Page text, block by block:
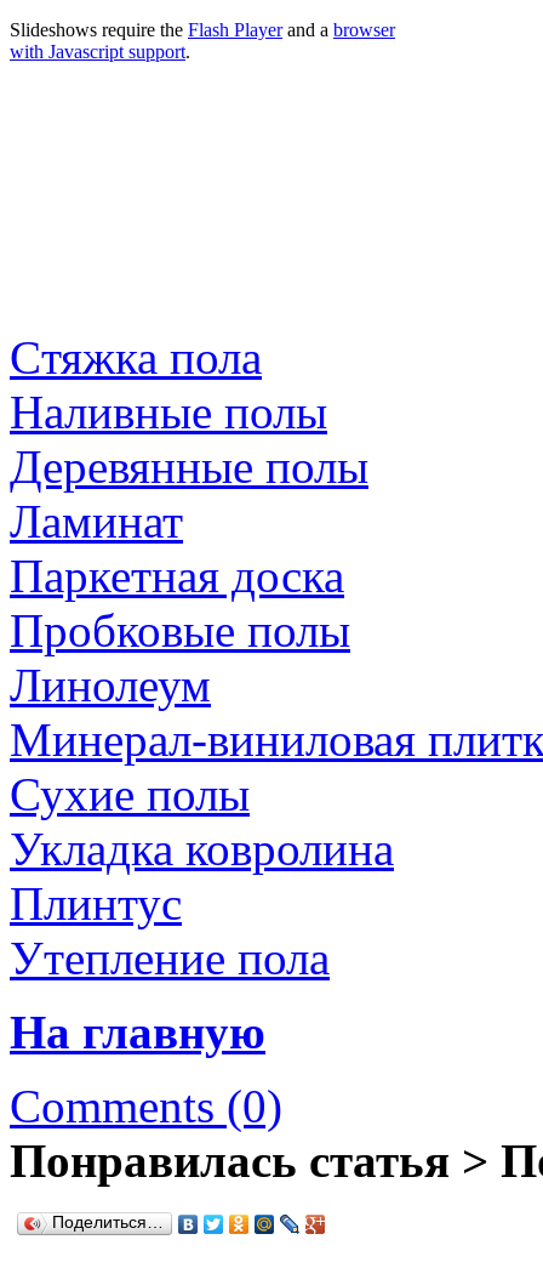
Slideshows require the Flash Playerand a browser
with Javascript support.
Cтяжка пола
Наливные полы
Деревянные полы
Ламинат
Паркетная доска
Пробковые полы
Линолеум
Минерал-виниловая
Сухие полы
Укладка ковролина
Плинтус
Утепление пола
На главную
Comments (0)
Понравилась статья >
Поделиться…